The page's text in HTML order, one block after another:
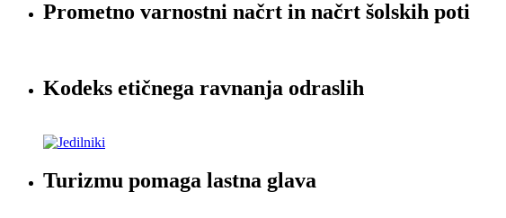
Prometno varnostni načrt in načrt šolskih poti
Kodeks etičnega ravnanja odraslih
Turizmu pomaga lastna glava